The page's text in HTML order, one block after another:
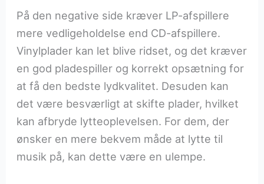
På den negative side kræver LP-afspillere
mere vedligeholdelse end CD-afspillere.
Vinylplader kan let blive ridset, og det kræver
en god pladespiller og korrekt opsætning for
at få den bedste lydkvalitet. Desuden kan
det være besværligt at skifte plader, hvilket
kan afbryde lytteoplevelsen. For dem, der
ønsker en mere bekvem måde at lytte til
musik på, kan dette være en ulempe.